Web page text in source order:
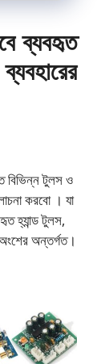
ব্যবহৃত
বিভিন্ন টুলস ও
করবো । যা
হ্যান্ড টুলস,
অংশের অন্তর্গত।